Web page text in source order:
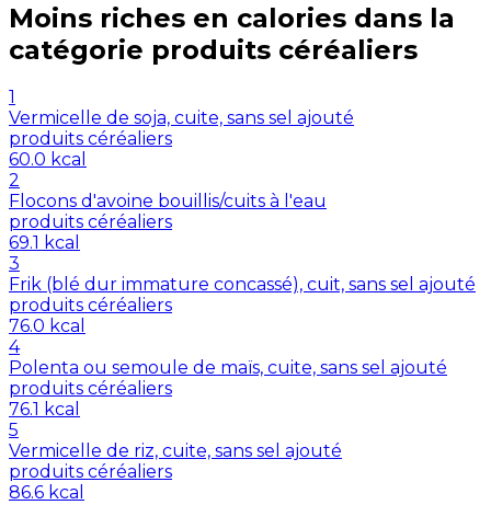
Moins riches en calories dans la
catégorie produits céréaliers
1
Vermicelle de soja, cuite, sans sel ajouté
produits céréaliers
60.0 kcal
2
Flocons d'avoine bouillis/cuits à l'eau
produits céréaliers
69.1 kcal
3
Frik (blé dur immature concassé), cuit, sans sel ajouté
produits céréaliers
76.0 kcal
4
Polenta ou semoule de maïs, cuite, sans sel ajouté
produits céréaliers
76.1 kcal
5
Vermicelle de riz, cuite, sans sel ajouté
produits céréaliers
86.6 kcal